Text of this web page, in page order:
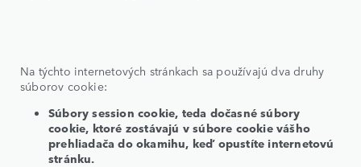
Na týchto internetových stránkach sa používajú dva druhy
súborov cookie:
Súbory session cookie, teda dočasné súbory
cookie, ktoré zostávajú v súbore cookie vášho
prehliadača do okamihu, keď opustíte internetovú
stránku.